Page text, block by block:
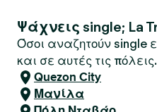
Ψάχνεις single; La
Όσοι αναζητούν single
και σε αυτές τις πόλεις.
Quezon City
Μανίλα